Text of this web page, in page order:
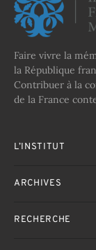
Faire vivre la
la République
Contribuer à la
de la France
L’INSTITUT
ARCHIVES
RECHERCHE